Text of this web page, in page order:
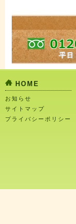
HOME
お知らせ
サイトマップ
プライバシーポリシー